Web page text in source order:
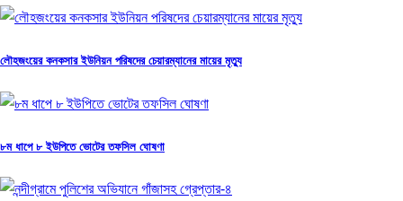
লৌহজংয়ের কনকসার ইউনিয়ন পরিষদের চেয়ারম্যানের মায়ের মৃত্যু
৮ম ধাপে ৮ ইউপিতে ভোটের তফসিল ঘোষণা